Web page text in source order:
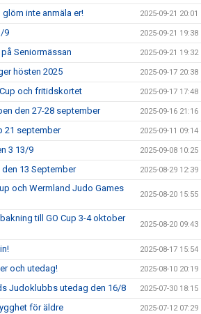
inte anmäla er! 2025-09-21 20:01
9 2025-09-21 19:38
Seniormässan 2025-09-21 19:32
hösten 2025 2025-09-17 20:38
och fritidskortet 2025-09-17 17:48
den 27-28 september 2025-09-16 21:16
21 september 2025-09-11 09:14
3 13/9 2025-09-08 10:25
13 September 2025-08-29 12:39
och Wermland Judo Games
2025-08-20 15:55
till GO Cup 3-4 oktober
2025-08-20 09:43
2025-08-17 15:54
och utedag! 2025-08-10 20:19
Judoklubbs utedag den 16/8 2025-07-30 18:15
för äldre 2025-07-12 07:29